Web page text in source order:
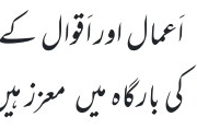
اَعمالاور اَقوال
کی بارگاہ میںمعزز